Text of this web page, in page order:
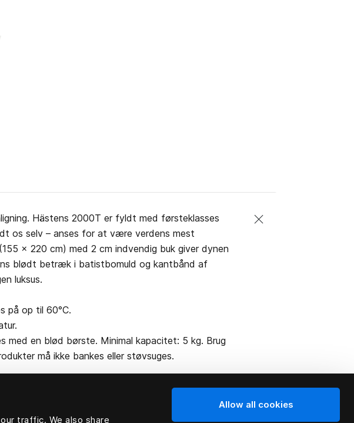
traffic. We also share
Allow all cookies
Hästens 2000T er fyldt med førsteklasses
os selv – anses for at være verdens mest
× 220 cm) med 2 cm indvendig buk giver dynen
blødt betræk i batistbomuld og kantbånd af
luksus.
på op til 60°C.
med en blød børste. Minimal kapacitet: 5 kg. Brug
må ikke bankes eller støvsuges.